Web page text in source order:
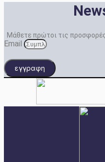
Μάθετε πρώτοι τις
Email
εγγραφη